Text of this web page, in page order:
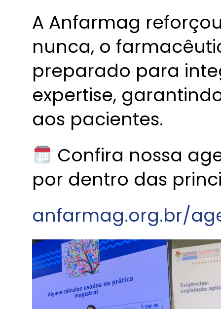
A Anfarmag
nunca, o
preparado para
expertise,
aos pacientes.
Confira nossa
por dentro das
anfarmag.org.br/